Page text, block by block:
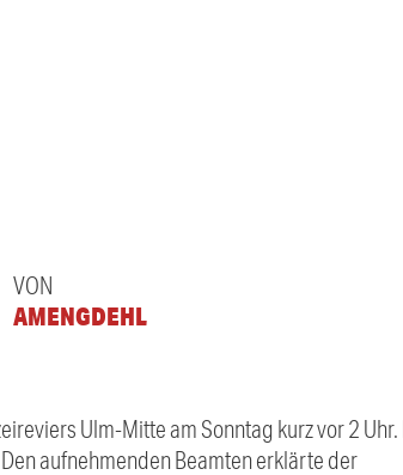
VON
AMENGDEHL
Ulm-Mitte am Sonntag kurz vor 2 Uhr.
aufnehmenden Beamten erklärte der